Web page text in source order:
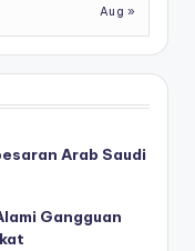
Aug »
Arab Saudi
Gangguan